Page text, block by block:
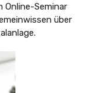
Online-Seminar
über